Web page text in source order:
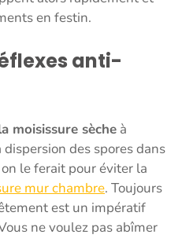
en festin.
anti-
moisissure sèche à
dispersion des spores dans
le ferait pour éviter la
mur chambre. Toujours
est un impératif
ne voulez pas abîmer